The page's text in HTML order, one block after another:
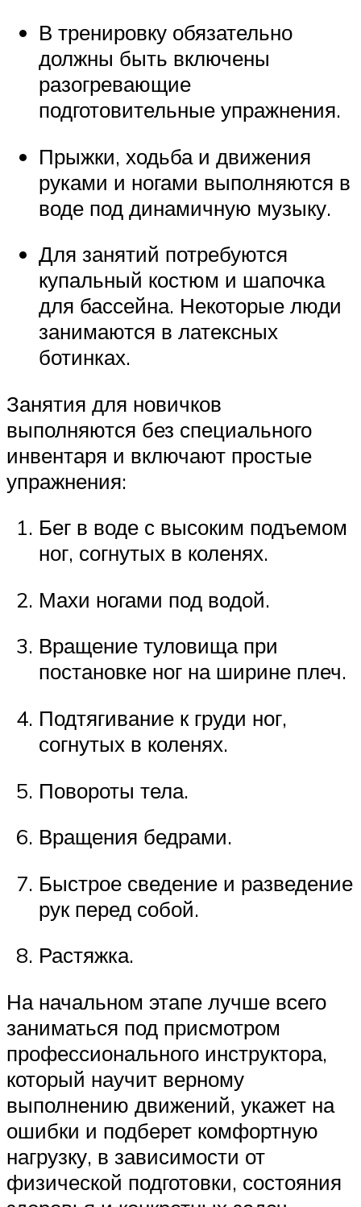
В тренировку обязательно
должны быть включены
разогревающие
подготовительные упражнения.
Прыжки, ходьба и движения
руками и ногами выполняются в
воде под динамичную музыку.
Для занятий потребуются
купальный костюм и шапочка
для бассейна. Некоторые люди
занимаются в латексных
ботинках.
Занятия для новичков
выполняются без специального
инвентаря и включают простые
упражнения:
Бег в воде с высоким подъемом
ног, согнутых в коленях.
Махи ногами под водой.
Вращение туловища при
постановке ног на ширине плеч.
Подтягивание к груди ног,
согнутых в коленях.
Повороты тела.
Вращения бедрами.
Быстрое сведение и разведение
рук перед собой.
Растяжка.
На начальном этапе лучше всего
заниматься под присмотром
профессионального инструктора,
который научит верному
выполнению движений, укажет на
ошибки и подберет комфортную
нагрузку, в зависимости от
физической подготовки, состояния